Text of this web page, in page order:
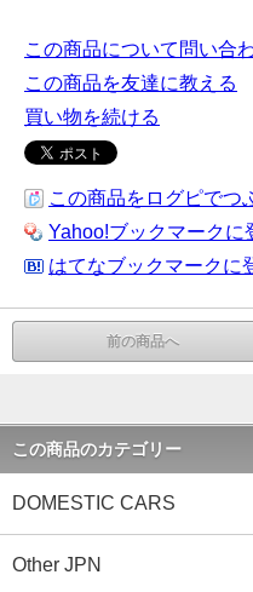
この商品について問い合
この商品を友達に教える
買い物を続ける
この商品をログピでつ
Yahoo!ブックマークに
はてなブックマークに
前の商品へ
この商品のカテゴリー
DOMESTIC CARS
Other JPN